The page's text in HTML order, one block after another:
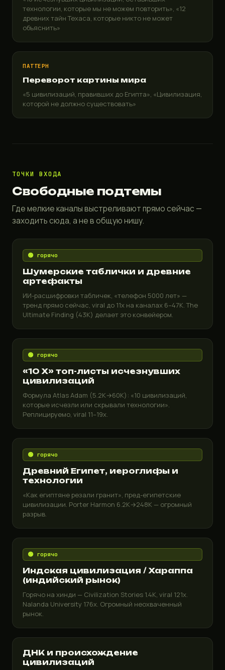
технологии, которые мы не можем повторить», «12
древних тайн Техаса, которые никто не может
объяснить»
ПАТТЕРН
Переворот картины мира
«5 цивилизаций, правивших до Египта», «Цивилизация,
которой не должно существовать»
ТОЧКИ ВХОДА
Свободные подтемы
Где мелкие каналы выстреливают прямо сейчас —
заходить сюда, а не в общую нишу.
🟢 горячо
Шумерские таблички и древние
артефакты
ИИ-расшифровки табличек, «телефон 5000 лет» —
тренд прямо сейчас, viral до 11x на каналах 6–47K. The
Ultimate Finding (43K) делает это конвейером.
🟢 горячо
«10 X» топ-листы исчезнувших
цивилизаций
Формула Atlas Adam (5.2K→60K): «10 цивилизаций,
которые исчезли или скрывали технологии».
Реплицируемо, viral 11–19x.
🟢 горячо
Древний Египет, иероглифы и
технологии
«Как египтяне резали гранит», пред-египетские
цивилизации. Porter Harmon 6.2K→248K — огромный
разрыв.
🟢 горячо
Индская цивилизация / Хараппа
(индийский рынок)
Горячо на хинди — Civilization Stories 1.4K, viral 121x.
Nalanda University 176x. Огромный неохваченный
рынок.
ДНК и происхождение
цивилизаций